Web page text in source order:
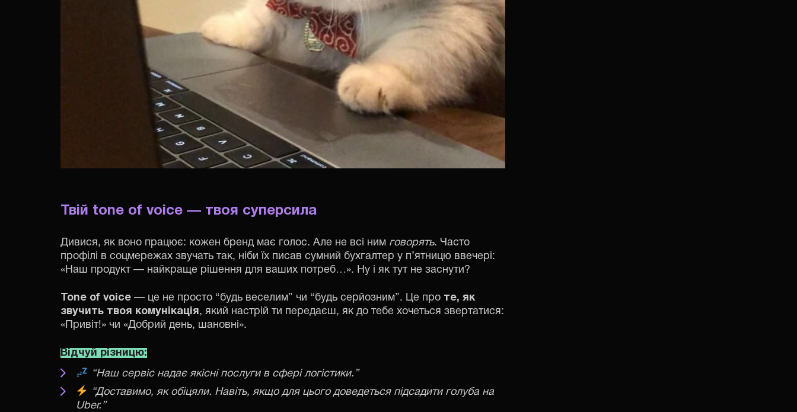
Твій tone of voice — твоя суперсила
Дивися, як воно працює: кожен бренд має голос. Але не всі ним говорять. Часто
профілі в соцмережах звучать так, ніби їх писав сумний бухгалтер у п’ятницю ввечері:
«Наш продукт — найкраще рішення для ваших потреб…». Ну і як тут не заснути?
Tone of voice — це не просто “будь веселим” чи “будь серйозним”. Це про те, як
звучить твоя комунікація, який настрій ти передаєш, як до тебе хочеться звертатися:
«Привіт!» чи «Добрий день, шановні».
Відчуй різницю:
“Наш сервіс надає якісні послуги в сфері логістики.”
“Доставимо, як обіцяли. Навіть, якщо для цього доведеться підсадити голуба на
Uber.”